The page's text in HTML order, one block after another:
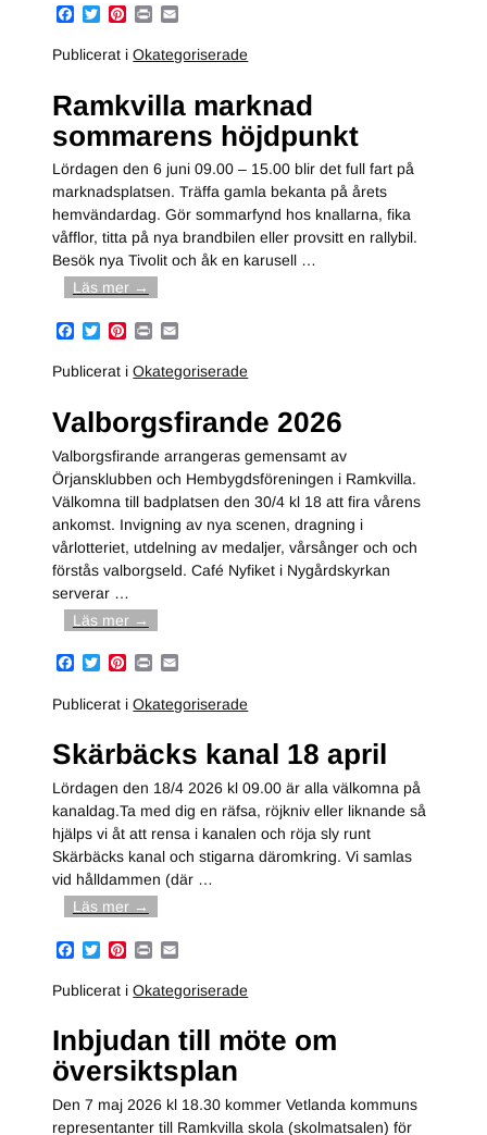
F
c
e
o
o
k
T
i
t
e
r
P
n
t
r
e
s
P
i
n
a
i
Publicerat i Okategoriserade
Ramkvilla marknad
sommarens höjdpunkt
Lördagen den 6 juni 09.00 – 15.00 blir det full fart på
marknadsplatsen. Träffa gamla bekanta på årets
hemvändardag. Gör sommarfynd hos knallarna, fika
våfflor, titta på nya brandbilen eller provsitt en rallybil.
Besök nya Tivolit och åk en karusell …
Läs mer →
F
c
e
o
o
k
T
i
t
e
r
P
n
t
r
e
s
t
P
i
n
a
i
Publicerat i Okategoriserade
Valborgsfirande 2026
Valborgsfirande arrangeras gemensamt av
Örjansklubben och Hembygdsföreningen i Ramkvilla.
Välkomna till badplatsen den 30/4 kl 18 att fira vårens
ankomst. Invigning av nya scenen, dragning i
vårlotteriet, utdelning av medaljer, vårsånger och och
förstås valborgseld. Café Nyfiket i Nygårdskyrkan
serverar …
Läs mer →
F
c
e
o
o
k
T
i
t
e
r
P
n
t
r
e
s
t
P
i
n
a
i
Publicerat i Okategoriserade
Skärbäcks kanal 18 april
Lördagen den 18/4 2026 kl 09.00 är alla välkomna på
kanaldag.Ta med dig en räfsa, röjkniv eller liknande så
hjälps vi åt att rensa i kanalen och röja sly runt
Skärbäcks kanal och stigarna däromkring. Vi samlas
vid hålldammen (där …
Läs mer →
F
c
e
o
o
k
T
i
t
e
r
P
n
t
r
e
s
P
i
n
a
i
Publicerat i Okategoriserade
Inbjudan till möte om
översiktsplan
Den 7 maj 2026 kl 18.30 kommer Vetlanda kommuns
representanter till Ramkvilla skola (skolmatsalen) för